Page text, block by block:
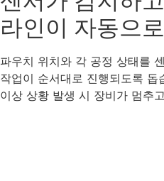
라인이 자동으
파우치 위치와 각 공정 상태를
작업이 순서대로 진행되도록 돕
이상 상황 발생 시 장비가 멈추